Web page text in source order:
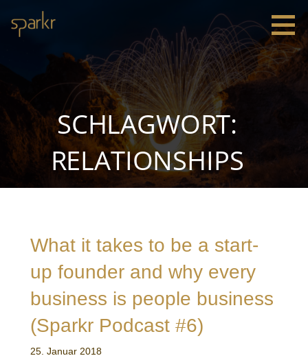
Inhalt
springen
Leadership
SCHLAGWORT:
RELATIONSHIPS
What it takes to be a start-
up founder and why every
business is people business
(Sparkr Podcast #6)
25. Januar 2018